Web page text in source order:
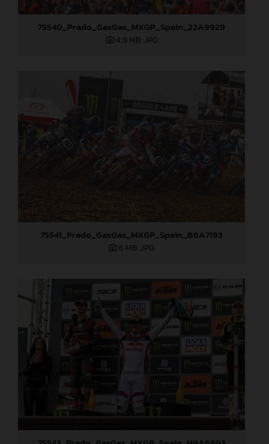
75540_Prado_GasGas_MXGP_Spain_22A9929
4,9 MB .JPG
75541_Prado_GasGas_MXGP_Spain_B6A7193
6 MB .JPG